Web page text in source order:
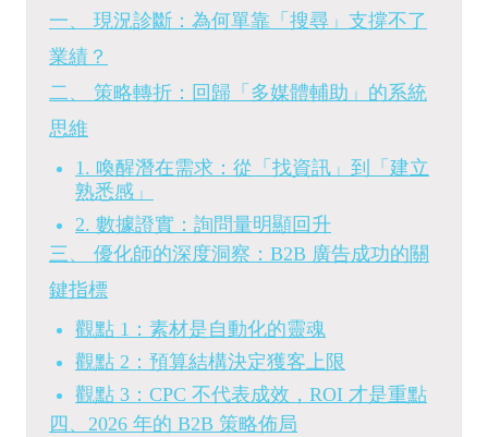
一、 現況診斷：為何單靠「搜尋」支撐不了
業績？
二、 策略轉折：回歸「多媒體輔助」的系統
思維
1. 喚醒潛在需求：從「找資訊」到「建立
熟悉感」
2. 數據證實：詢問量明顯回升
三、 優化師的深度洞察：B2B 廣告成功的關
鍵指標
觀點 1：素材是自動化的靈魂
觀點 2：預算結構決定獲客上限
觀點 3：CPC 不代表成效，ROI 才是重點
四、2026 年的 B2B 策略佈局